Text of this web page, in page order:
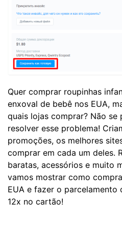
Quer comprar roupinhas
enxoval de bebê nos EUA,
quais lojas comprar? Não se
resolver esse problema!
promoções, os melhores
comprar em cada um deles.
baratas, acessórios e muito
vamos mostrar como
EUA e fazer o parcelamento
12x no cartão!